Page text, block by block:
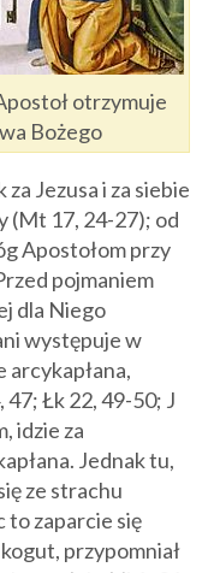
otrzymuje
Bożego
Jezusa i za siebie
(Mt 17, 24-27); od
Apostołom przy
pojmaniem
dla Niego
występuje w
arcykapłana,
Łk 22, 49-50; J
idzie za
Jednak tu,
ze strachu
zaparcie się
przypomniał